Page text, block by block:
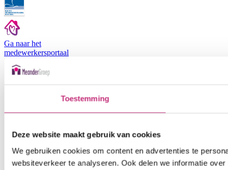
Toestemming
Deze website maakt gebruik van cookies
We gebruiken cookies om content en advertenties te
websiteverkeer te analyseren. Ook delen we informatie
Ga naar het
medewerkersportaal